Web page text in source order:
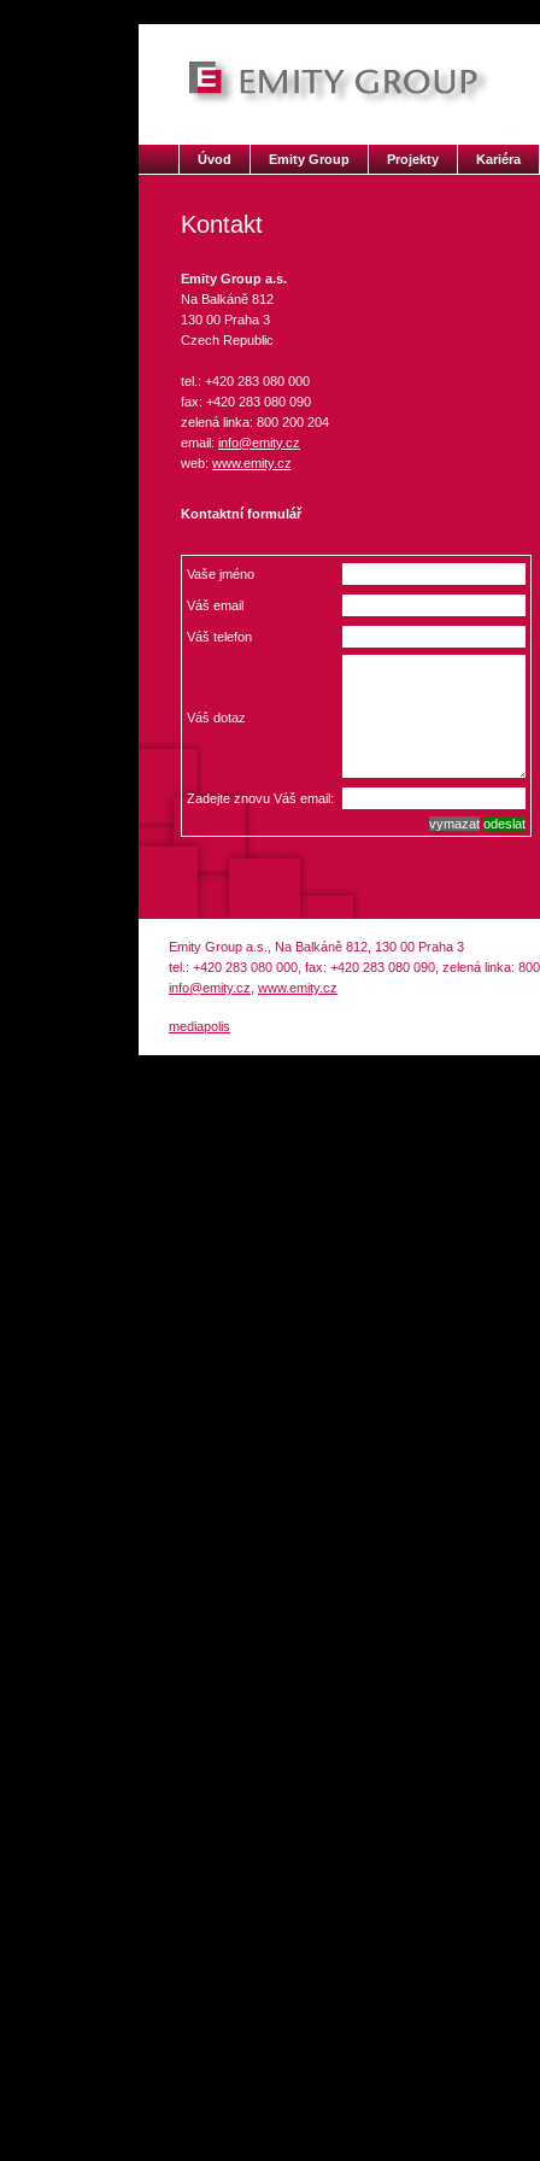
Kontakt
Emity Group a.s.
Na Balkáně 812
130 00 Praha 3
Czech Republic
tel.: +420 283 080 000
fax: +420 283 080 090
zelená linka: 800 200 204
email: info@emity.cz
web: www.emity.cz
Kontaktní formulář
Vaše jméno
Váš email
Váš telefon
Váš dotaz
Zadejte znovu Váš email:
Emity Group a.s., Na Balkáně 812, 130 00 Praha 3
tel.: +420 283 080 000, fax: +420 283 080 090, zelená linka:
info@emity.cz www.emity.cz
mediapolis
Úvod Emity Group Projekty Kariéra